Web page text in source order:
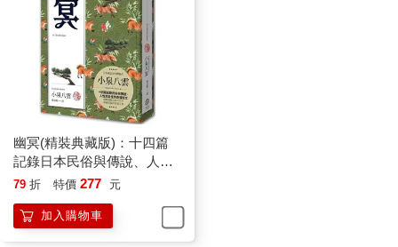
幽冥(精裝典藏版)：十四篇
記錄日本民俗與傳說、人性
與玄怪的奇情短文
79 折 特價 277 元
加入購物車